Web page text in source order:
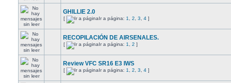
GHILLIE 2.0
[ Ir a página: 1 2 3 4 ]
RECOPILACIÓN DE AIRSENALES.
[ Ir a página: 1 2 ]
Review VFC SR16 E3 IWS
[ Ir a página: 1 2 3 4 ]